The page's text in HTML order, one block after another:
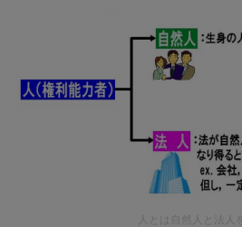
人とは自然人と法人